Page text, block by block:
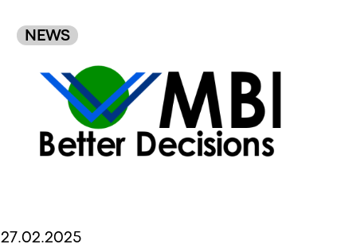
NEWS
27.02.2025